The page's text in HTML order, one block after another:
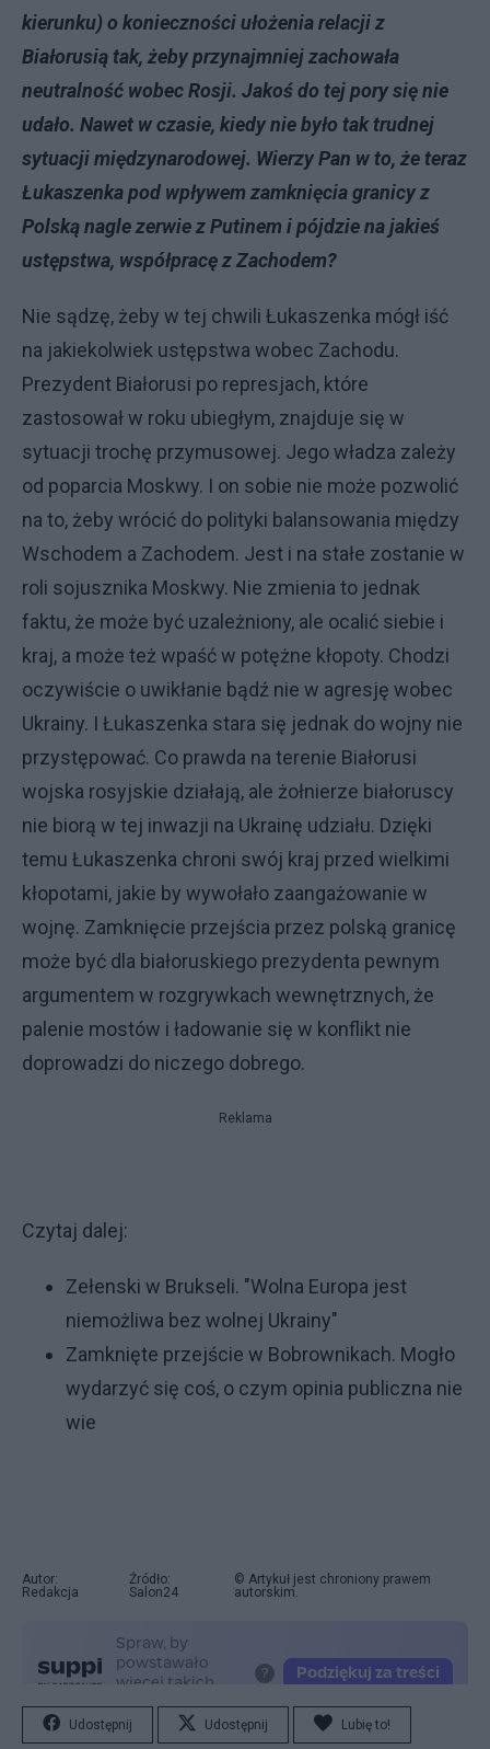
kierunku) o konieczności ułożenia relacji z
Białorusią tak, żeby przynajmniej zachowała
neutralność wobec Rosji. Jakoś do tej pory się nie
udało. Nawet w czasie, kiedy nie było tak trudnej
sytuacji międzynarodowej. Wierzy Pan w to, że teraz
Łukaszenka pod wpływem zamknięcia granicy z
Polską nagle zerwie z Putinem i pójdzie na jakieś
ustępstwa, współpracę z Zachodem?
Nie sądzę, żeby w tej chwili Łukaszenka mógł iść
na jakiekolwiek ustępstwa wobec Zachodu.
Prezydent Białorusi po represjach, które
zastosował w roku ubiegłym, znajduje się w
sytuacji trochę przymusowej. Jego władza zależy
od poparcia Moskwy. I on sobie nie może pozwolić
na to, żeby wrócić do polityki balansowania między
Wschodem a Zachodem. Jest i na stałe zostanie w
roli sojusznika Moskwy. Nie zmienia to jednak
faktu, że może być uzależniony, ale ocalić siebie i
kraj, a może też wpaść w potężne kłopoty. Chodzi
oczywiście o uwikłanie bądź nie w agresję wobec
Ukrainy. I Łukaszenka stara się jednak do wojny nie
przystępować. Co prawda na terenie Białorusi
wojska rosyjskie działają, ale żołnierze białoruscy
nie biorą w tej inwazji na Ukrainę udziału. Dzięki
temu Łukaszenka chroni swój kraj przed wielkimi
kłopotami, jakie by wywołało zaangażowanie w
wojnę. Zamknięcie przejścia przez polską granicę
może być dla białoruskiego prezydenta pewnym
argumentem w rozgrywkach wewnętrznych, że
palenie mostów i ładowanie się w konflikt nie
doprowadzi do niczego dobrego.
Reklama
Czytaj dalej:
Zełenski w Brukseli. "Wolna Europa jest
niemożliwa bez wolnej Ukrainy"
Zamknięte przejście w Bobrownikach. Mogło
wydarzyć się coś, o czym opinia publiczna nie
wie
Autor:
Redakcja
Źródło:
Salon24
© Artykuł jest chroniony prawem
autorskim.
Udostępnij Udostępnij Lubię to!